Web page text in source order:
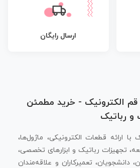
ارسال رایگان
قم الکترونیک - خرید مطمئن
و رباتیک
با ارائه قطعات الکترونیکی، ماژول‌ها،
تجهیزات رباتیک و ابزارهای تخصصی،
دانشجویان، تعمیرکاران و علاقه‌مندان